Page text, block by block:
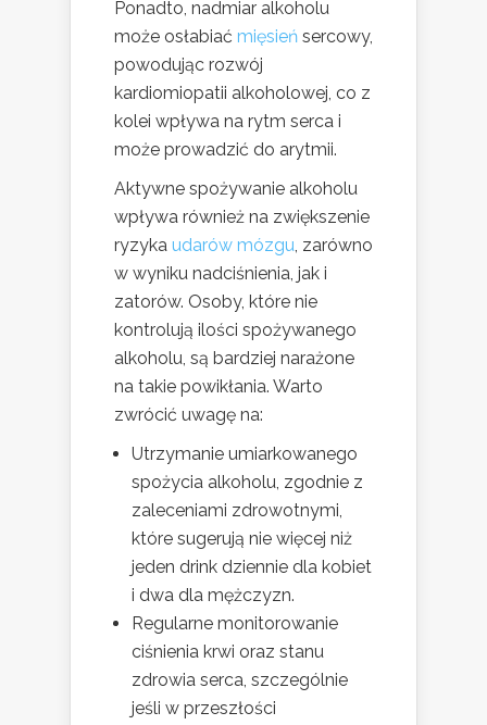
Ponadto, nadmiar alkoholu
może osłabiać mięsień sercowy,
powodując rozwój
kardiomiopatii alkoholowej, co z
kolei wpływa na rytm serca i
może prowadzić do arytmii.
Aktywne spożywanie alkoholu
wpływa również na zwiększenie
ryzyka udarów mózgu, zarówno
w wyniku nadciśnienia, jak i
zatorów. Osoby, które nie
kontrolują ilości spożywanego
alkoholu, są bardziej narażone
na takie powikłania. Warto
zwrócić uwagę na:
Utrzymanie umiarkowanego
spożycia alkoholu, zgodnie z
zaleceniami zdrowotnymi,
które sugerują nie więcej niż
jeden drink dziennie dla kobiet
i dwa dla mężczyzn.
Regularne monitorowanie
ciśnienia krwi oraz stanu
zdrowia serca, szczególnie
jeśli w przeszłości